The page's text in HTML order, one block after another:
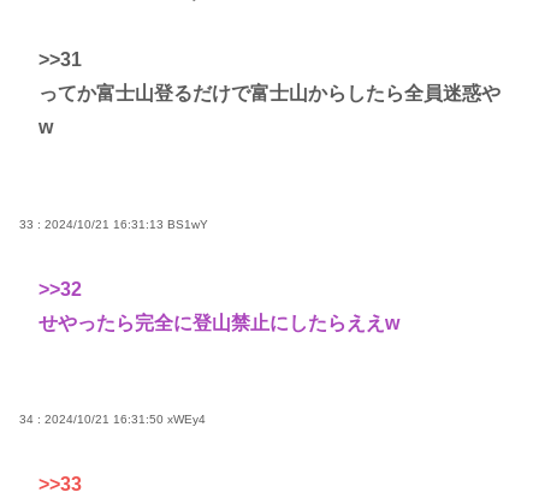
>>31
ってか富士山登るだけで富士山からしたら全員迷惑や
w
33 : 2024/10/21 16:31:13 BS1wY
>>32
せやったら完全に登山禁止にしたらええw
34 : 2024/10/21 16:31:50 xWEy4
>>33